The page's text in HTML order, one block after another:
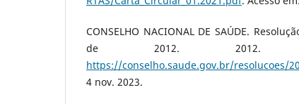
CONSELHO NACIONAL DE SAÚDE.
de 2012. 2012.
https://conselho.saude.gov.br/resolucoes/
4 nov. 2023.